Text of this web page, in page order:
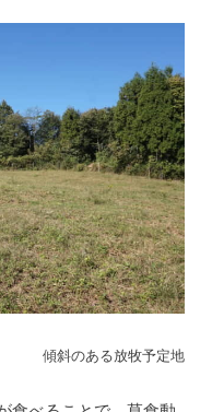
傾斜のある放牧予定地